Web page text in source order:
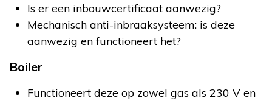
Is er een inbouwcertificaat aanwezig?
Mechanisch anti-inbraaksysteem: is deze
aanwezig en functioneert het?
Boiler
Functioneert deze op zowel gas als 230 V en